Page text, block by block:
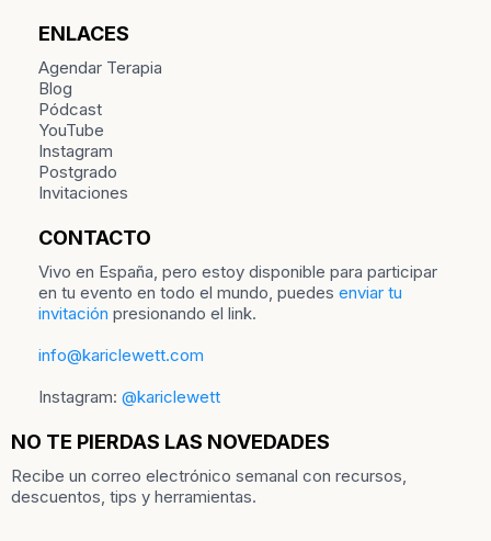
ENLACES
Agendar Terapia
Blog
Pódcast
YouTube
Instagram
Postgrado
Invitaciones
CONTACTO
Vivo en España, pero estoy disponible para participar
en tu evento en todo el mundo, puedes enviar tu
invitación presionando el link.
info@kariclewett.com
Instagram: @kariclewett
NO TE PIERDAS LAS NOVEDADES
Recibe un correo electrónico semanal con recursos,
descuentos, tips y herramientas.